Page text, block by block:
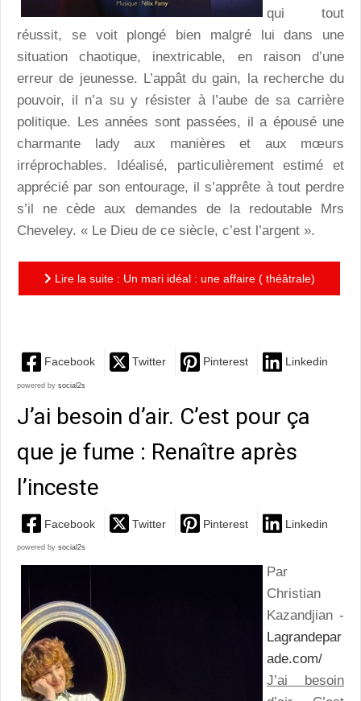
qui tout
réussit, se voit plongé bien malgré lui dans une
situation chaotique, inextricable, en raison d’une
erreur de jeunesse. L’appât du gain, la recherche du
pouvoir, il n’a su y résister à l’aube de sa carrière
politique. Les années sont passées, il a épousé une
charmante lady aux manières et aux mœurs
irréprochables. Idéalisé, particulièrement estimé et
apprécié par son entourage, il s’apprête à tout perdre
s’il ne cède aux demandes de la redoutable Mrs
Cheveley. « Le Dieu de ce siècle, c’est l’argent ».
Lire la suite : Un mari idéal : une affaire ( théâtrale)
Facebook Twitter Pinterest Linkedin
powered by social2s
J’ai besoin d’air. C’est pour ça
que je fume : Renaître après
l’inceste
Facebook Twitter Pinterest Linkedin
powered by social2s
Par
Christian
Kazandjian -
Lagrandepar
ade.com/
J’ai besoin